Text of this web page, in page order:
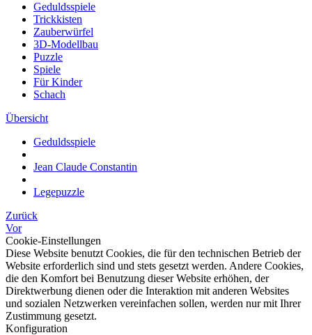
Geduldsspiele
Trickkisten
Zauberwürfel
3D-Modellbau
Puzzle
Spiele
Für Kinder
Schach
Übersicht
Geduldsspiele
Jean Claude Constantin
Legepuzzle
Zurück
Vor
Cookie-Einstellungen
Diese Website benutzt Cookies, die für den technischen Betrieb der
Website erforderlich sind und stets gesetzt werden. Andere Cookies,
die den Komfort bei Benutzung dieser Website erhöhen, der
Direktwerbung dienen oder die Interaktion mit anderen Websites
und sozialen Netzwerken vereinfachen sollen, werden nur mit Ihrer
Zustimmung gesetzt.
Konfiguration